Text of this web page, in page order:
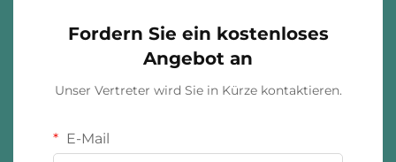
Fordern Sie ein kostenloses
Angebot an
Unser Vertreter wird Sie in Kürze kontaktieren.
E-Mail